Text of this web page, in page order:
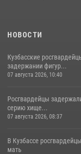
НОВОСТИ
Кузбасские
задержании фигур...
07 августа 2026, 10:40
Росгвардейцы
серию хище...
07 августа 2026, 08:37
В Кузбассе
мать